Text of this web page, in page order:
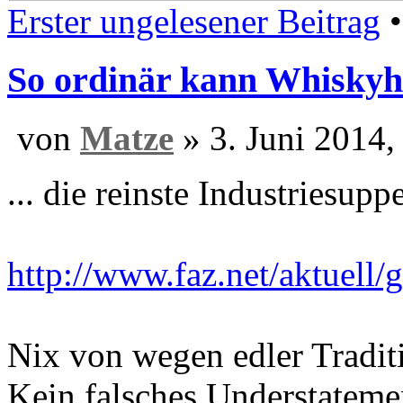
Erster ungelesener Beitrag
So ordinär kann
vonMatze» 3.